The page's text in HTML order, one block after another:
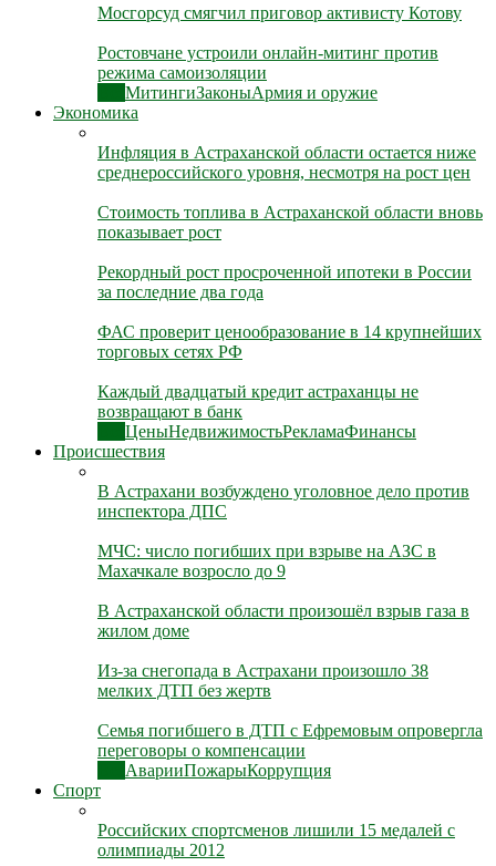
Мосгорсуд смягчил приговор активисту Котову
Ростовчане устроили онлайн-митинг против
режима самоизоляции
МитингиЗаконыАрмия и оружие
Экономика
Инфляция в Астраханской области остается ниже
среднероссийского уровня, несмотря на рост цен
Стоимость топлива в Астраханской области вновь
показывает рост
Рекордный рост просроченной ипотеки в России
за последние два года
ФАС проверит ценообразование в 14 крупнейших
торговых сетях РФ
Каждый двадцатый кредит астраханцы не
возвращают в банк
ЦеныНедвижимостьРекламаФинансы
Происшествия
В Астрахани возбуждено уголовное дело против
инспектора ДПС
МЧС: число погибших при взрыве на АЗС в
Махачкале возросло до 9
В Астраханской области произошёл взрыв газа в
жилом доме
Из-за снегопада в Астрахани произошло 38
мелких ДТП без жертв
Семья погибшего в ДТП с Ефремовым опровергла
переговоры о компенсации
АварииПожарыКоррупция
Спорт
Российских спортсменов лишили 15 медалей с
олимпиады 2012